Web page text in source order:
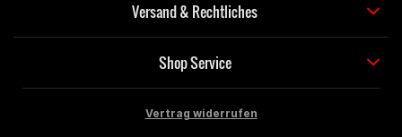
Versand & Rechtliches
Shop Service
Vertrag widerrufen